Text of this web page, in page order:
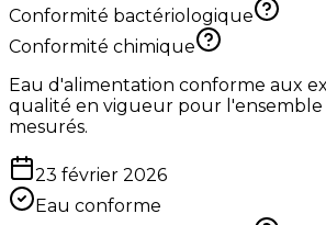
Conformité bactériologique
Conformité chimique
Eau d'alimentation conforme aux
qualité en vigueur pour l'ensemble
mesurés.
23 février 2026
Eau conforme